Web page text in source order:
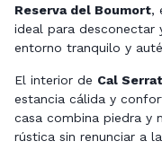
Reserva del Boumort,
ideal para desconectar
entorno tranquilo y
El interior de Cal Serrat
estancia cálida y
casa combina piedra y
rústica sin renunciar a